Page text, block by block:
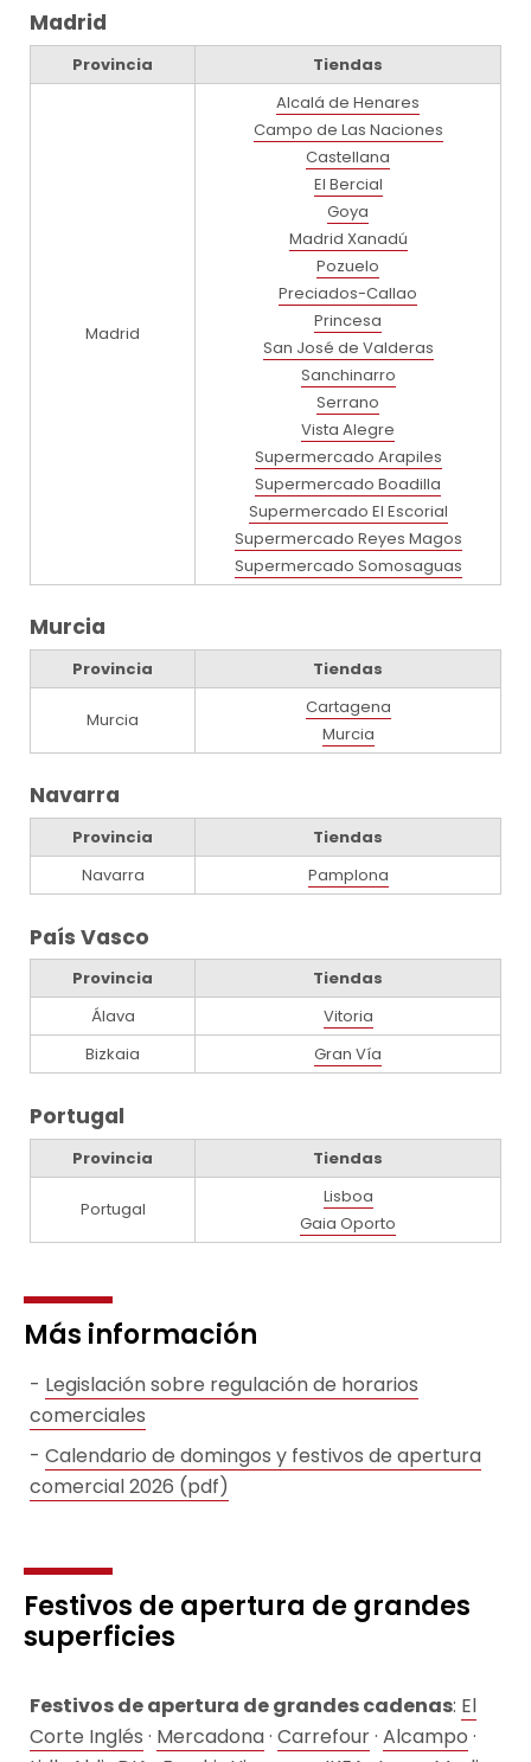
Madrid
Provincia Tiendas
Madrid
Alcalá de Henares
Campo de Las Naciones
Castellana
El Bercial
Goya
Madrid Xanadú
Pozuelo
Preciados-Callao
Princesa
San José de Valderas
Sanchinarro
Serrano
Vista Alegre
Supermercado Arapiles
Supermercado Boadilla
Supermercado El Escorial
Supermercado Reyes Magos
Supermercado Somosaguas
Murcia
Provincia Tiendas
Murcia
Cartagena
Murcia
Navarra
Provincia
Tiendas
Navarra
Pamplona
País Vasco
Provincia
Tiendas
Álava
Vitoria
Bizkaia
Gran Vía
Portugal
Provincia Tiendas
Portugal
Lisboa
Gaia Oporto
Más información
Legislación sobre regulación de horarios
comerciales
Calendario de domingos y festivos de apertura
comercial 2026 (pdf)
Festivos de apertura de grandes
superficies
Festivos de apertura de grandes cadenas: El
Corte Inglés · Mercadona· Carrefour· Alcampo ·